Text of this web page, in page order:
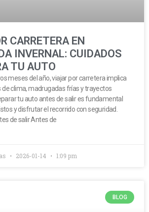
CARRETERA EN
INVERNAL: CUIDADOS
TU AUTO
meses del año, viajar por carretera implica
clima, madrugadas frías y trayectos
tu auto antes de salir es fundamental
y disfrutar el recorrido con seguridad.
de salir Antes de
2026-01-14 1:09 pm
BLOG